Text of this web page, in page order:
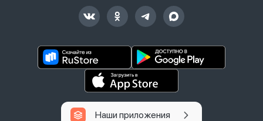
Наши приложения